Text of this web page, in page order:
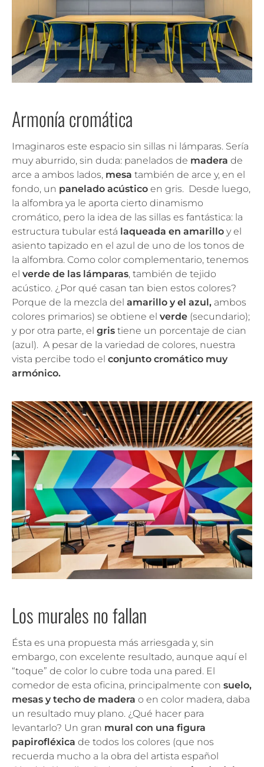
Armonía cromática
Imaginaros este espacio sin sillas ni lámparas. Sería
muy aburrido, sin duda: panelados de madera de
arce a ambos lados, mesa también de arce y, en el
fondo, un panelado acústico en gris. Desde luego,
la alfombra ya le aporta cierto dinamismo
cromático, pero la idea de las sillas es fantástica: la
estructura tubular está laqueada en amarillo y el
asiento tapizado en el azul de uno de los tonos de
la alfombra. Como color complementario, tenemos
el verde de las lámparas, también de tejido
acústico. ¿Por qué casan tan bien estos colores?
Porque de la mezcla del amarillo y el azul, ambos
colores primarios) se obtiene el verde (secundario);
y por otra parte, el gris tiene un porcentaje de cian
(azul). A pesar de la variedad de colores, nuestra
vista percibe todo el conjunto cromático muy
armónico.
Los murales no fallan
Ésta es una propuesta más arriesgada y, sin
embargo, con excelente resultado, aunque aquí el
“toque” de color lo cubre toda una pared. El
comedor de esta oficina, principalmente con suelo,
mesas y techo de madera o en color madera, daba
un resultado muy plano. ¿Qué hacer para
levantarlo? Un gran mural con una figura
papirofléxica de todos los colores (que nos
recuerda mucho a la obra del artista español